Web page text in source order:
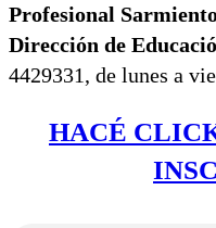
Profesional
Dirección de
4429331, de lunes a
HACÉ